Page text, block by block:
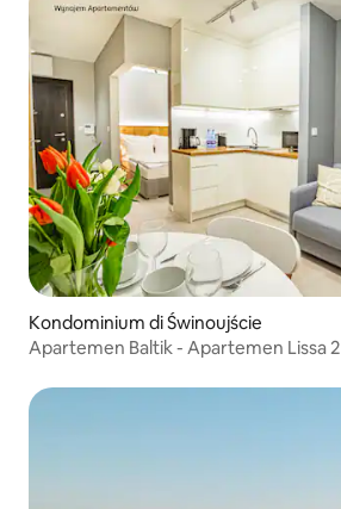
Kondominium di Świnoujście
Apartemen Baltik - Apartemen Lissa 2